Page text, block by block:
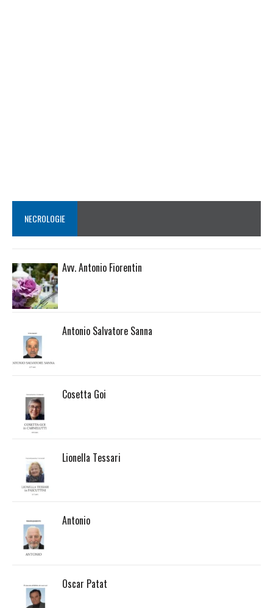
NECROLOGIE
Avv. Antonio Fiorentin
Antonio Salvatore Sanna
Cosetta Goi
Lionella Tessari
Antonio
Oscar Patat